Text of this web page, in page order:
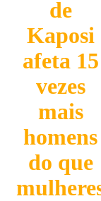
de
Kaposi
afeta 15
vezes
mais
homens
do que